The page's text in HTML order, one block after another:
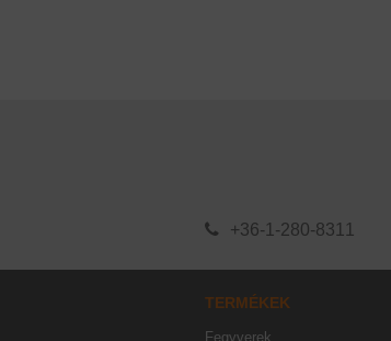
+36-1-280-8311
TERMÉKEK
Fegyverek